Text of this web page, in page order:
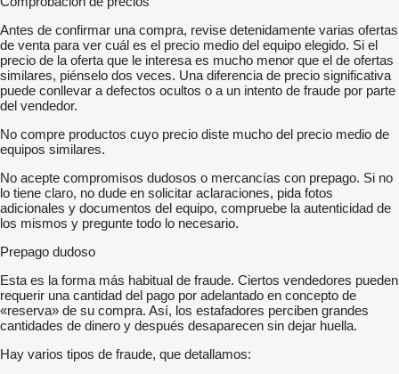
Antes de confirmar una compra, revise detenidamente varias ofertas
de venta para ver cuál es el precio medio del equipo elegido. Si el
precio de la oferta que le interesa es mucho menor que el de ofertas
similares, piénselo dos veces. Una diferencia de precio significativa
puede conllevar a defectos ocultos o a un intento de fraude por parte
del vendedor.
No compre productos cuyo precio diste mucho del precio medio de
equipos similares.
No acepte compromisos dudosos o mercancías con prepago. Si no
lo tiene claro, no dude en solicitar aclaraciones, pida fotos
adicionales y documentos del equipo, compruebe la autenticidad de
los mismos y pregunte todo lo necesario.
Prepago dudoso
Esta es la forma más habitual de fraude. Ciertos vendedores pueden
requerir una cantidad del pago por adelantado en concepto de
«reserva» de su compra. Así, los estafadores perciben grandes
cantidades de dinero y después desaparecen sin dejar huella.
Hay varios tipos de fraude, que detallamos: